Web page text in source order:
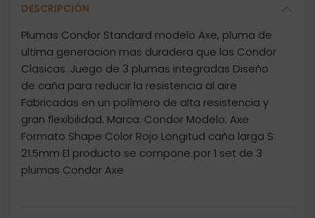
DESCRIPCIÓN
Plumas Condor Standard modelo Axe, pluma de
ultima generacion mas duradera que las Condor
Clasicas. Juego de 3 plumas integradas Diseño
de caña para reducir la resistencia al aire
Fabricadas en un polímero de alta resistencia y
gran flexibilidad. Marca: Condor Modelo: Axe
Formato Shape Color Rojo Longitud caña larga S
21.5mm El producto se compone por 1 set de 3
plumas Condor Axe